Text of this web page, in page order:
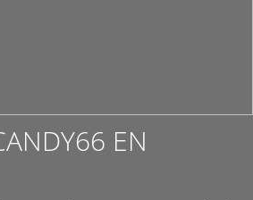
EN